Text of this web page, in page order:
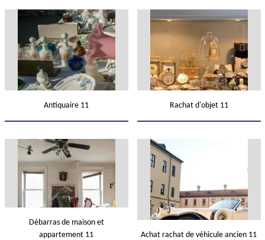
Antiquaire 11 Rachat d'objet 11
Débarras de maison et
appartement 11
Achat rachat de véhicule ancien 11